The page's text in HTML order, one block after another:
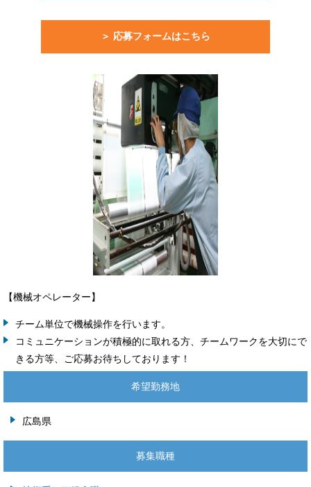
＞ 応募フォームはこちら
【機械オペレーター】
チーム単位で機械操作を行います。
コミュニケーションが積極的に取れる方、チームワークを大切にで
きる方等、ご応募お待ちしております！
希望勤務地
広島県
募集職種